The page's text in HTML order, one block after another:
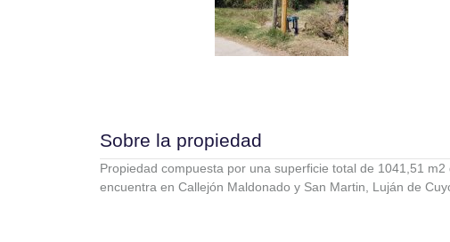
Sobre la propiedad
Propiedad compuesta por una superficie total de 1041,51
encuentra en Callejón Maldonado y San Martin, Luján de